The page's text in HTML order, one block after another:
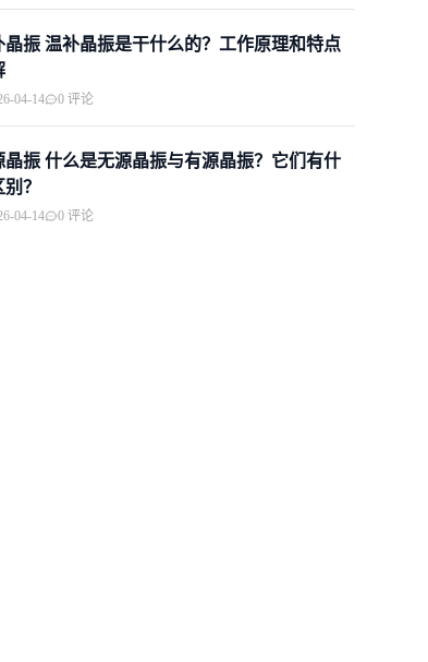
晶振 温补晶振是干什么的？工作原理和特点
04-14 0 评论
晶振 什么是无源晶振与有源晶振？它们有什
？
04-14 0 评论